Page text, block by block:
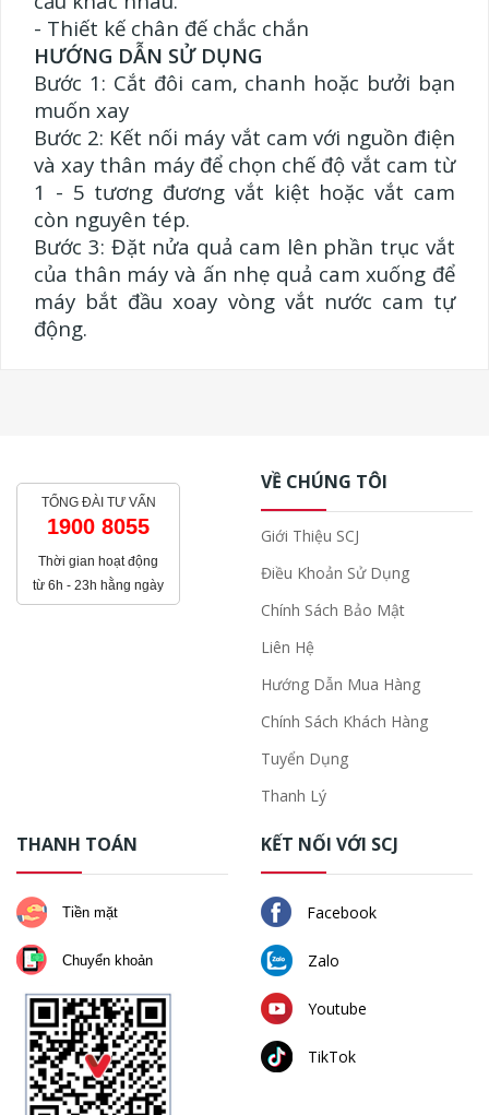
- Thiết kế chân đế chắc chắn
HƯỚNG DẪN SỬ DỤNG
Bước 1: Cắt đôi cam, chanh hoặc bưởi bạn
muốn xay
Bước 2: Kết nối máy vắt cam với nguồn điện
và xay thân máy để chọn chế độ vắt cam từ
1 - 5 tương đương vắt kiệt hoặc vắt cam
còn nguyên tép.
Bước 3: Đặt nửa quả cam lên phần trục vắt
của thân máy và ấn nhẹ quả cam xuống để
máy bắt đầu xoay vòng vắt nước cam tự
động.
TỔNG ĐÀI TƯ VẤN
1900 8055
Thời gian hoạt động
từ 6h - 23h hằng ngày
VỀ CHÚNG TÔI
Giới Thiệu SCJ
Điều Khoản Sử Dụng
Chính Sách Bảo Mật
Liên Hệ
Hướng Dẫn Mua Hàng
Chính Sách Khách Hàng
Tuyển Dụng
Thanh Lý
THANH TOÁN
Tiền mặt
Chuyển khoản
KẾT NỐI VỚI SCJ
Facebook
Zalo
Youtube
TikTok